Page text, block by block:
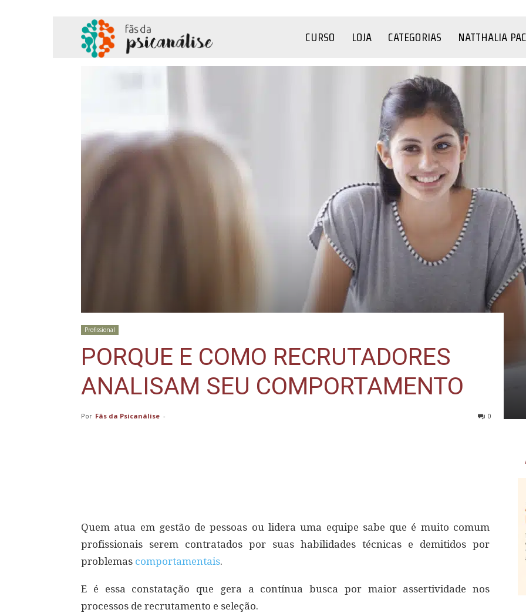
CURSO LOJA CATEGORIAS NATTHALIA
Profissional
PORQUE E COMO RECRUTADORES
ANALISAM SEU COMPORTAMENTO
Por Fãs da Psicanálise - 0
Quem atua em gestão de pessoas ou lidera uma equipe sabe que é muito comum
profissionais serem contratados por suas habilidades técnicas e demitidos por
problemas comportamentais.
E é essa constatação que gera a contínua busca por maior assertividade nos
processos de recrutamento e seleção.